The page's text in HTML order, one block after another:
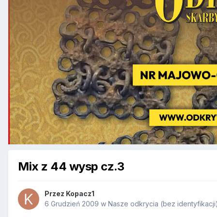
Mix z 44 wysp cz.3
Przez Kopacz1
6 Grudzień 2009 w Nasze odkrycia (bez